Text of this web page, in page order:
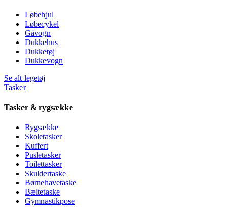
Løbehjul
Løbecykel
Gåvogn
Dukkehus
Dukketøj
Dukkevogn
Se alt legetøj
Tasker
Tasker & rygsække
Rygsække
Skoletasker
Kuffert
Pusletasker
Toilettasker
Skuldertaske
Børnehavetaske
Bæltetaske
Gymnastikpose